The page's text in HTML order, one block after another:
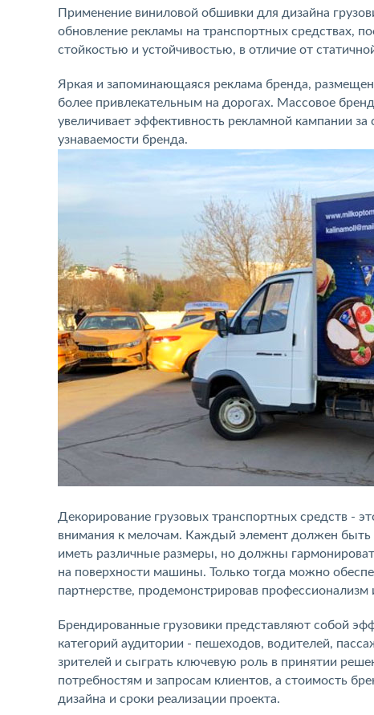
Применение виниловой обшивки для дизайна
обновление рекламы на транспортных средствах,
стойкостью и устойчивостью, в отличие от
Яркая и запоминающаяся реклама бренда,
более привлекательным на дорогах. Массовое
увеличивает эффективность рекламной кампании
узнаваемости бренда.
Декорирование грузовых транспортных средств -
внимания к мелочам. Каждый элемент должен быть
иметь различные размеры, но должны
на поверхности машины. Только тогда можно
партнерстве, продемонстрировав профессионализм
Брендированные грузовики представляют собой
категорий аудитории - пешеходов, водителей,
зрителей и сыграть ключевую роль в принятии
потребностям и запросам клиентов, а стоимость
дизайна и сроки реализации проекта.